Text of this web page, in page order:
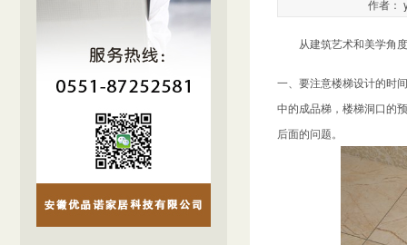
作者：
从建筑艺术和美学角度
一、要注意楼梯设计的时
中的成品梯，楼梯洞口的
后面的问题。